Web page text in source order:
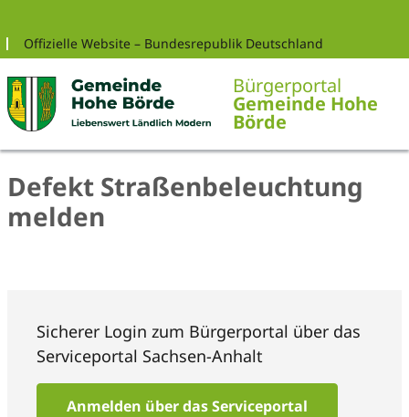
Offizielle Website – Bundesrepublik Deutschland
Bürgerportal
Gemeinde Hohe
Börde
Defekt Straßenbeleuchtung
melden
Sicherer Login zum Bürgerportal über das
Serviceportal Sachsen-Anhalt
Anmelden über das Serviceportal